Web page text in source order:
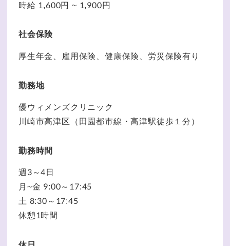
時給 1,600円 ~ 1,900円
社会保険
厚生年金、雇用保険、健康保険、労災保険有り
勤務地
優ウィメンズクリニック
川崎市高津区（田園都市線・高津駅徒歩１分）
勤務時間
週3～4日
月~金 9:00～17:45
土 8:30～17:45
休憩1時間